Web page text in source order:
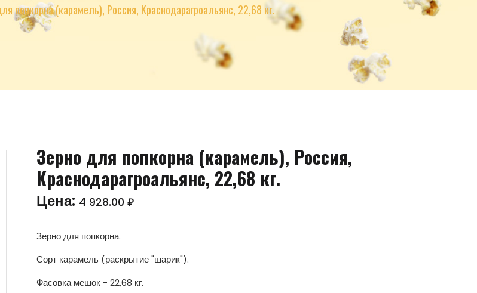
попкорна (карамель), Россия, Краснодарагроальянс, 22,68 кг.
Зерно для попкорна (карамель), Россия,
Краснодарагроальянс, 22,68 кг.
Цена: 4 928.00 ₽
Зерно для попкорна.
Сорт карамель (раскрытие "шарик").
Фасовка мешок - 22,68 кг.